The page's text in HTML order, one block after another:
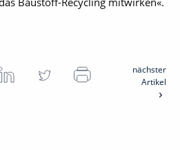
nächster
Artikel